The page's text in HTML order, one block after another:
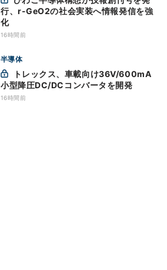
行、r-GeO2の社会実装へ情報発信を強
化
16時間前
半導体
小型降圧DC/DCコンバータを開発
16時間前